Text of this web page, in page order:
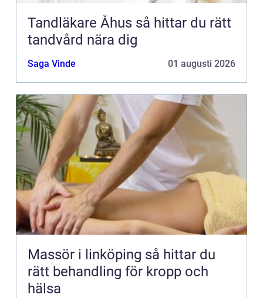
Tandläkare Åhus så hittar du rätt
tandvård nära dig
Saga Vinde 01 augusti 2026
Massör i linköping så hittar du
rätt behandling för kropp och
hälsa